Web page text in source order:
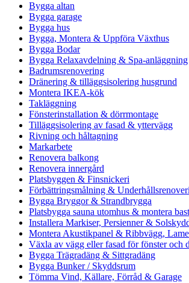
Bygga altan
Bygga garage
Bygga hus
Bygga, Montera & Uppföra Växthus
Bygga Bodar
Bygga Relaxavdelning & Spa-anläggning
Badrumsrenovering
Dränering & tilläggsisolering husgrund
Montera IKEA-kök
Takläggning
Fönsterinstallation & dörrmontage
Tilläggsisolering av fasad & yttervägg
Rivning och håltagning
Markarbete
Renovera balkong
Renovera innergård
Platsbyggen & Finsnickeri
Förbättringsmålning &
Bygga Bryggor & Strandbrygga
Platsbygga sauna utomhus & montera
Installera Markiser, Persienner &
Montera Akustikpanel & Ribbvägg,
Växla av vägg eller fasad för fönster och
Bygga Trägradäng & Sittgradäng
Bygga Bunker / Skyddsrum
Tömma Vind, Källare, Förråd & Garage